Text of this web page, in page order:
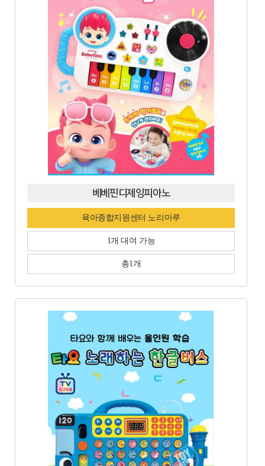
베베핀디제잉피아노
육아종합지원센터 노리마루
1개 대여 가능
총1개